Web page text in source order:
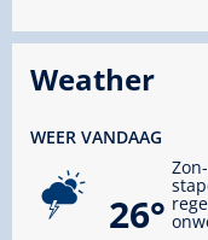
Weather
WEER VANDAAG
26°